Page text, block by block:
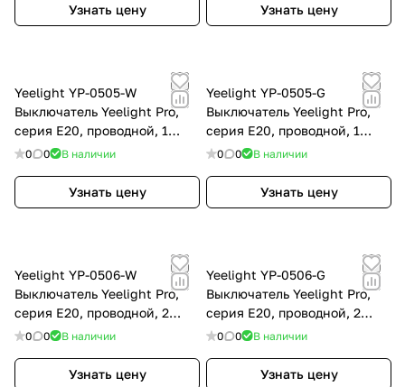
Узнать цену Узнать цену
Yeelight YP-0505-W
Выключатель Yeelight Pro,
серия E20, проводной, 1
клавиша, белый (N+L or L)
0 0 В наличии
Узнать цену
Yeelight YP-0505-G
Выключатель Yeelight Pro,
серия E20, проводной, 1
клавиша, серый (N+L or L)
0 0 В наличии
Узнать цену
Yeelight YP-0506-W
Выключатель Yeelight Pro,
серия E20, проводной, 2
клавиши, белый (N+L or L)
0 0 В наличии
Узнать цену
Yeelight YP-0506-G
Выключатель Yeelight Pro,
серия E20, проводной, 2
клавиши, серый (N+L or L)
0 0 В наличии
Узнать цену